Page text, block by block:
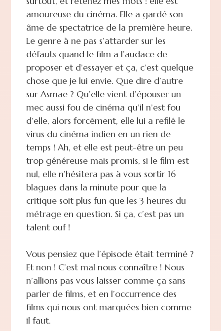
amoureuse du cinéma. Elle a gardé son
âme de spectatrice de la première heure.
Le genre à ne pas s’attarder sur les
défauts quand le film a l’audace de
proposer et d’essayer et ça, c’est quelque
chose que je lui envie. Que dire d’autre
sur Asmae ? Qu’elle vient d’épouser un
mec aussi fou de cinéma qu’il n’est fou
d’elle, alors forcément, elle lui a refilé le
virus du cinéma indien en un rien de
temps ! Ah, et elle est peut-être un peu
trop généreuse mais promis, si le film est
nul, elle n’hésitera pas à vous sortir 16
blagues dans la minute pour que la
critique soit plus fun que les 3 heures du
métrage en question. Si ça, c’est pas un
talent ouf !
Vous pensiez que l’épisode était terminé ?
Et non ! C’est mal nous connaître ! Nous
n’allions pas vous laisser comme ça sans
parler de films, et en l’occurrence des
films qui nous ont marquées bien comme
il faut.